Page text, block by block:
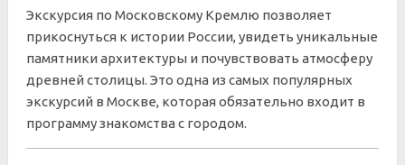
Экскурсия по Московскому Кремлю позволяет
прикоснуться к истории России, увидеть уникальные
памятники архитектуры и почувствовать атмосферу
древней столицы. Это одна из самых популярных
экскурсий в Москве, которая обязательно входит в
программу знакомства с городом.